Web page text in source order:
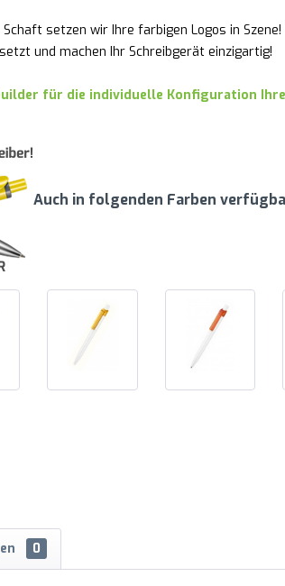
setzen wir Ihre farbigen Logos in Szene!
und machen Ihr Schreibgerät einzigartig!
für die individuelle Konfiguration
Auch in folgenden Farben
0